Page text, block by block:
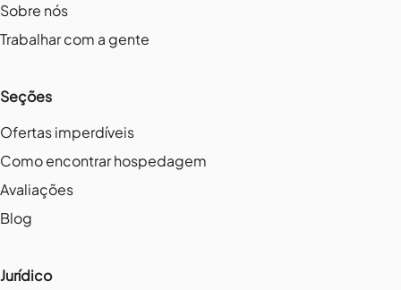
Sobre nós
Trabalhar com a gente
Seções
Ofertas imperdíveis
Como encontrar hospedagem
Avaliações
Blog
Jurídico